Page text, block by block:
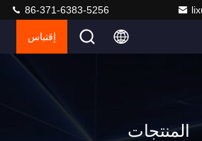
86-371-6383-5256
إقتباس
المنتجات